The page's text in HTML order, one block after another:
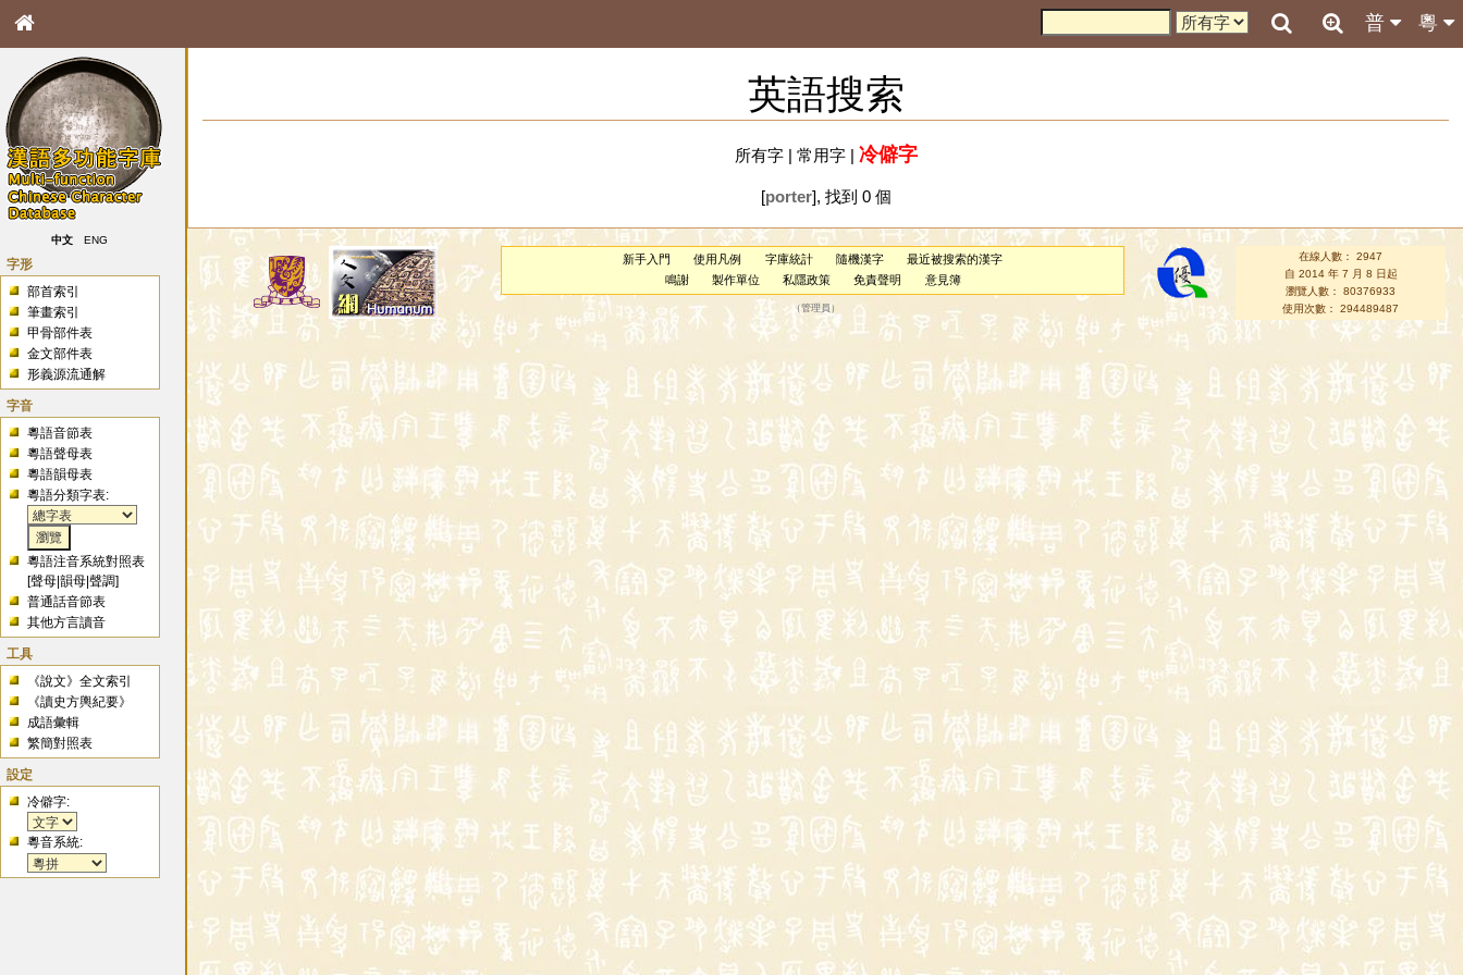
粵
普
中文 ENG
字形
部首索引
筆畫索引
甲骨部件表
金文部件表
形義源流通解
字音
粵語音節表
粵語聲母表
粵語韻母表
粵語分類字表:
粵語注音系統對照表
[聲母 |韻母 |聲調]
普通話音節表
其他方言讀音
工具
《說文》全文索引
《讀史方輿紀要》
成語彙輯
繁簡對照表
設定
冷僻字:
粵音系統:
英語搜索
所有字| 常用字| 冷僻字
[porter], 找到 0 個
新手入門 使用凡例 字庫統計 隨機漢字
最近被搜索的漢字
鳴謝
製作單位 私隱政策 免責聲明 意見簿
（管理員 ）
在線人數： 2947
自 2014 年 7 月 8 日起
瀏覽人數： 80376933
使用次數： 294489487